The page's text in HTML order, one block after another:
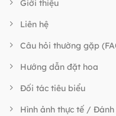
Giới thiệu
Liên hệ
Câu hỏi thường gặp
Hướng dẫn đặt hoa
Đối tác tiêu biểu
Hình ảnh thực tế /